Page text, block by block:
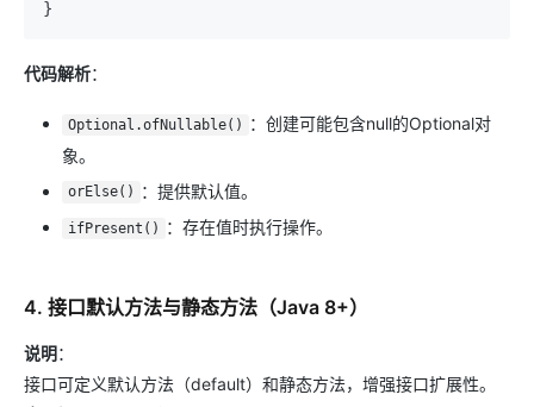
代码解析：
Optional.ofNullable()
：创建可能包含null的Optional对
象。
orElse() ：提供默认值。
ifPresent() ：存在值时执行操作。
4. 接口默认方法与静态方法（Java 8+）
说明：
接口可定义默认方法（default）和静态方法，增强接口扩展性。